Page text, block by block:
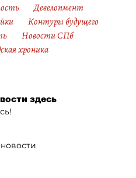
Девелопмент
Контуры будущего
Новости СПб
хроника
здесь